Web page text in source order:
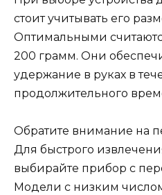
стоит учитывать его
Оптимальными
200 грамм. Они
удержание в руках в
продолжительного
Обратите внимание на
Для быстрого
выбирайте прибор с
Модели с низким